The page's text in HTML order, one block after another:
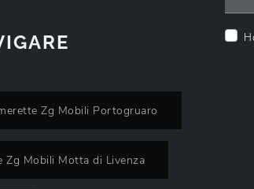
Zg Mobili Portogruaro
Zg Mobili Motta di Livenza